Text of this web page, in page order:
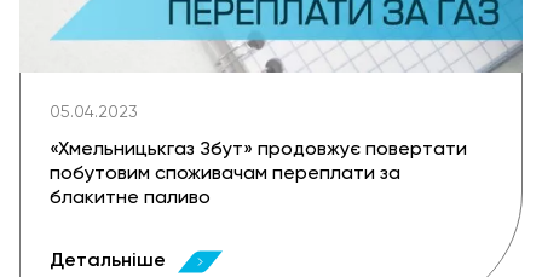
05.04.2023
«Хмельницькгаз Збут» продовжує повертати
побутовим споживачам переплати за
блакитне паливо
Детальніше